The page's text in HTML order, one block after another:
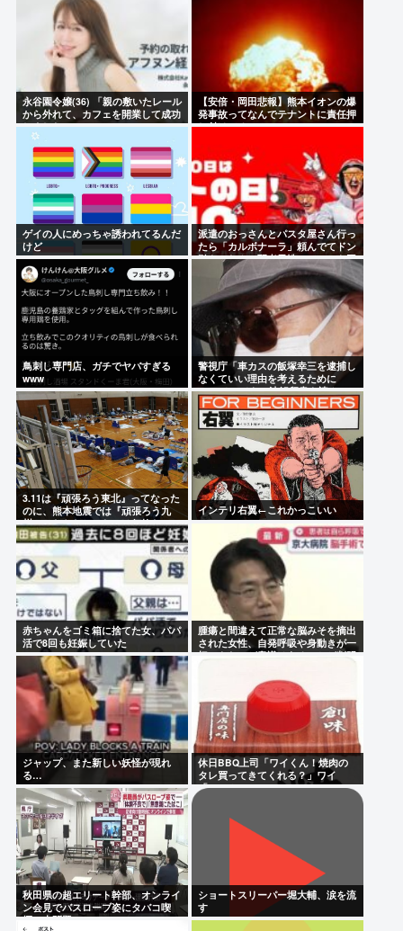
永谷園令嬢(36) 「親の敷いたレール
から外れて、カフェを開業して成功
しました」
【安倍・岡田悲報】熊本イオンの爆
発事故ってなんでテナントに責任押
し付けてるの？
ゲイの人にめっちゃ誘われてるんだ
けど
派遣のおっさんとパスタ屋さん行っ
たら「カルボナーラ」頼んでてドン
引き…なんで弱者男性っていつも同
じのしか食べないの？
鳥刺し専門店、ガチでヤバすぎる
www
警視庁「車カスの飯塚幸三を逮捕し
なくていい理由を考えるために
1000ページもの法解釈書を読ん
だ」
3.11は『頑張ろう東北』ってなった
のに、熊本地震では『頑張ろう九
州』とならなかったのは何故なの
か？
インテリ右翼←これかっこいい
赤ちゃんをゴミ箱に捨てた女、パパ
活で8回も妊娠していた
腫瘍と間違えて正常な脳みそを摘出
された女性、自発呼吸や身動きが一
切できないが意識はあることが判明
ジャップ、また新しい妖怪が現れ
る…
休日BBQ上司「ワイくん！焼肉の
タレ買ってきてくれる？」ワイ
「！！？」
秋田県の超エリート幹部、オンライ
ン会見でバスローブ姿にタバコ喫
煙。大問題に
ショートスリーパー堀大輔、涙を流
す